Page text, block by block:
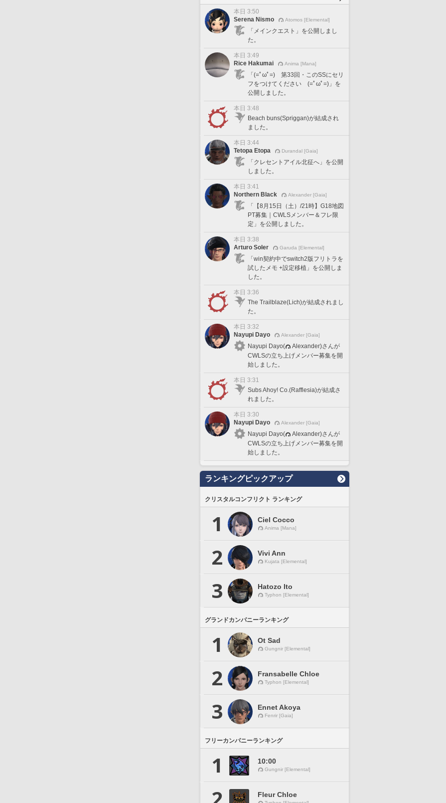
本日 3:50
Serena Nismo
Atomos [Elemental]
「メインクエスト」を公開しまし
た。
本日 3:49
Rice Hakumai
Anima [Mana]
「(=ﾟωﾟ=) 第33回・このSSにセリ
フをつけてください (=ﾟωﾟ=)」を
公開しました。
本日 3:48
Beach buns(Spriggan)が結成され
ました。
本日 3:44
Tetopa Etopa
Durandal [Gaia]
「クレセントアイル北征へ」を公開
しました。
本日 3:41
Northern Black
Alexander [Gaia]
「【8月15日（土）/21時】G18地図
PT募集｜CWLSメンバー＆フレ限
定」を公開しました。
本日 3:38
Arturo Soler
Garuda [Elemental]
「win契約中でswitch2版フリトラを
試したメモ +設定移植」を公開しま
した。
本日 3:36
The Trailblaze(Lich)が結成されまし
た。
本日 3:32
Nayupi Dayo
Alexander [Gaia]
Nayupi Dayo(
Alexander)さんが
CWLSの立ち上げメンバー募集を開
始しました。
本日 3:31
Subs Ahoy! Co.(Rafflesia)が結成さ
れました。
本日 3:30
Nayupi Dayo
Alexander [Gaia]
Nayupi Dayo(
Alexander)さんが
CWLSの立ち上げメンバー募集を開
始しました。
ランキングピックアップ
クリスタルコンフリクト ランキング
1 Ciel Cocco
Anima [Mana]
2 Vivi Ann
Kujata [Elemental]
3 Hatozo Ito
Typhon [Elemental]
グランドカンパニーランキング
1 Ot Sad
Gungnir [Elemental]
2 Fransabelle Chloe
Typhon [Elemental]
3 Ennet Akoya
Fenrir [Gaia]
フリーカンパニーランキング
1 10:00
Gungnir [Elemental]
Fleur Chloe